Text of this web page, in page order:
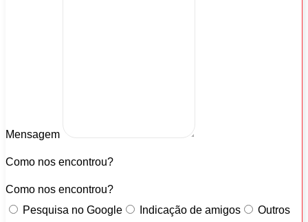
Mensagem
Como nos encontrou?
Como nos encontrou?
Pesquisa no Google
Indicação de amigos Outros